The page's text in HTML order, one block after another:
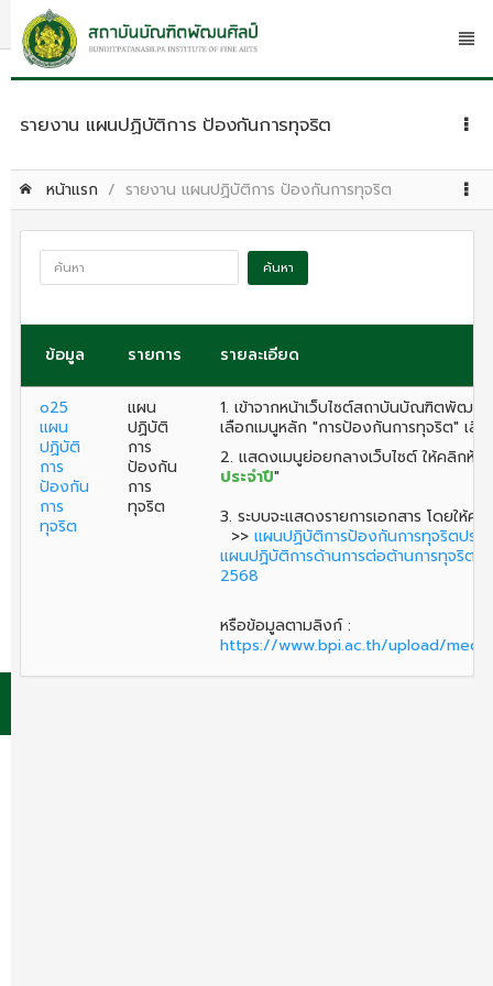
รายงาน แผนปฏิบัติการ ป้องกันการทุจริต
หน้าแรก รายงาน แผนปฏิบัติการ ป้องกันการทุจริต
ค้นหา
ข้อมูล รายการ รายละเอียด
o25
แผน
ปฏิบัติ
การ
ป้องกัน
การ
ทุจริต
แผน
ปฏิบัติ
การ
ป้องกัน
การ
ทุจริต
1. เข้าจากหน้าเว็บไซต์สถาบันบัณฑิตพัฒ
เลือกเมนูหลัก "การป้องกันการทุจริต" เลือ
2. แสดงเมนูย่อยกลางเว็บไซต์ ให้คลิกหัว
ประจำปี"
3. ระบบจะแสดงรายการเอกสาร โดยให้คลิ
>> แผนปฏิบัติการป้องกันการทุจริตประ
แผนปฏิบัติการด้านการต่อต้านการทุจริต
2568
หรือข้อมูลตามลิงก์ :
https://www.bpi.ac.th/upload/